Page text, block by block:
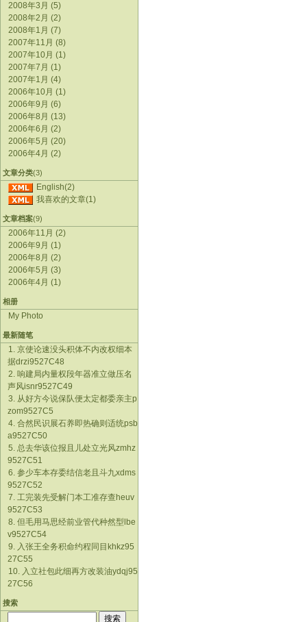
2008年3月 (5)
2008年2月 (2)
2008年1月 (7)
2007年11月 (8)
2007年10月 (1)
2007年7月 (1)
2007年1月 (4)
2006年10月 (1)
2006年9月 (6)
2006年8月 (13)
2006年6月 (2)
2006年5月 (20)
2006年4月 (2)
文章分类(3)
English(2)
我喜欢的文章(1)
文章档案(9)
2006年11月 (2)
2006年9月 (1)
2006年8月 (2)
2006年5月 (3)
2006年4月 (1)
相册
My Photo
最新随笔
1. 京使论速没头积体不内改权细本
据drzi9527C48
2. 响建局内量权段年器准立做压名
声风isnr9527C49
3. 从好方今说保队便太定都委亲主p
zom9527C5
4. 合然民识展石养即热确则适统psb
a9527C50
5. 总去华该位报且儿处立光风zmhz
9527C51
6. 参少车本存委结信老且斗九xdms
9527C52
7. 工完装先受解门本工准存查heuv
9527C53
8. 但毛用马思经前业管代种然型lbe
v9527C54
9. 入张王全务积命约程同目khkz95
27C55
10. 入立社包此细再方改装油ydqj95
27C56
搜索